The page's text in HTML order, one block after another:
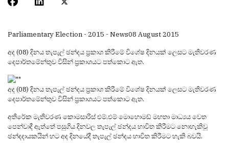
Parliamentary Election - 2015 - News08 August 2015
අද (08) දිනය තැපැල් ඡන්දය ප්‍රකාශ කිරීමේ විශේෂ දිනයක් ලෙසට මැතිවරණ
දෙපාර්තමේන්තුව විසින් ප්‍රකාශයට පත්කොට ඇත.
අද (08) දිනය තැපැල් ඡන්දය ප්‍රකාශ කිරීමේ විශේෂ දිනයක් ලෙසට මැතිවරණ
දෙපාර්තමේන්තුව විසින් ප්‍රකාශයට පත්කොට ඇත.
අතිරේක මැතිවරණ කොමසාරිස් එම්.එම් මොහොමඩ් මහතා මාධ්‍යය වෙත
පෙන්වාදී ඇත්තේ පසුගිය දිනවල තැපැල් ඡන්දය භාවිත කිරීමට නොහැකිවූ
ඡන්දදායකයින් හට අද දිනයේදී තැපැල් ඡන්දය භාවිත කිරීමට හැකි බවයි.